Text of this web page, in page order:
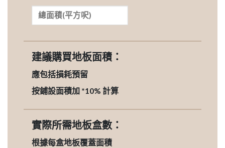
建議購買地板面積：
應包括損耗預留
按鋪設面積加 *10% 計算
實際所需地板盒數：
根據每盒地板覆蓋面積